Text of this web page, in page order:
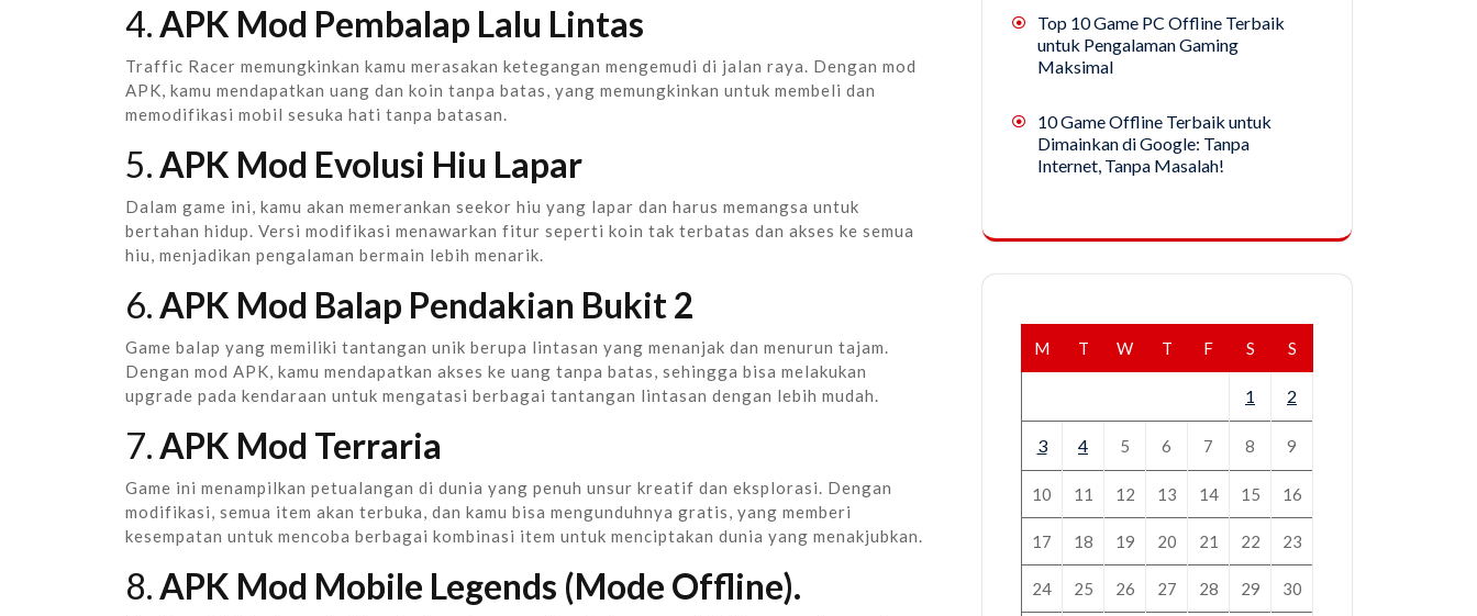
4. APK Mod Pembalap Lalu Lintas
Traffic Racer memungkinkan kamu merasakan ketegangan mengemudi di jalan raya. Dengan mod
APK, kamu mendapatkan uang dan koin tanpa batas, yang memungkinkan untuk membeli dan
memodifikasi mobil sesuka hati tanpa batasan.
5. APK Mod Evolusi Hiu Lapar
Dalam game ini, kamu akan memerankan seekor hiu yang lapar dan harus memangsa untuk
bertahan hidup. Versi modifikasi menawarkan fitur seperti koin tak terbatas dan akses ke semua
hiu, menjadikan pengalaman bermain lebih menarik.
6. APK Mod Balap Pendakian Bukit 2
Game balap yang memiliki tantangan unik berupa lintasan yang menanjak dan menurun tajam.
Dengan mod APK, kamu mendapatkan akses ke uang tanpa batas, sehingga bisa melakukan
upgrade pada kendaraan untuk mengatasi berbagai tantangan lintasan dengan lebih mudah.
7. APK Mod Terraria
Game ini menampilkan petualangan di dunia yang penuh unsur kreatif dan eksplorasi. Dengan
modifikasi, semua item akan terbuka, dan kamu bisa mengunduhnya gratis, yang memberi
kesempatan untuk mencoba berbagai kombinasi item untuk menciptakan dunia yang menakjubkan.
8. APK Mod Mobile Legends (Mode Offline).
Top 10 Game PC Offline Terbaik
untuk Pengalaman Gaming
Maksimal
10 Game Offline Terbaik untuk
Dimainkan di Google: Tanpa
Internet, Tanpa Masalah!
M T W T F S S
1 2
3 4 5 6 7 8 9
10 11 12 13 14 15 16
17 18 19 20 21 22 23
24 25 26 27 28 29 30